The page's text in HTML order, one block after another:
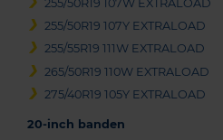
255/50R19 107W EXTRALOAD
255/50R19 107Y EXTRALOAD
255/55R19 111W EXTRALOAD
265/50R19 110W EXTRALOAD
275/40R19 105Y EXTRALOAD
20-inch banden